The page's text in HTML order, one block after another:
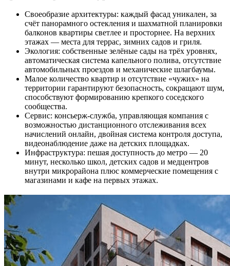
Своеобразие архитектуры: каждый фасад уникален, за
счёт панорамного остекления и шахматной планировки
балконов квартиры светлее и просторнее. На верхних
этажах — места для террас, зимних садов и гриля.
Экология: собственные зелёные сады на трёх уровнях,
автоматическая система капельного полива, отсутствие
автомобильных проездов и механические шлагбаумы.
Малое количество квартир и отсутствие «чужих» на
территории гарантируют безопасность, сокращают шум,
способствуют формированию крепкого соседского
сообщества.
Сервис: консьерж-служба, управляющая компания с
возможностью дистанционного отслеживания всех
начислений онлайн, двойная система контроля доступа,
видеонаблюдение даже на детских площадках.
Инфраструктура: пешая доступность до метро — 20
минут, несколько школ, детских садов и медцентров
внутри микрорайона плюс коммерческие помещения с
магазинами и кафе на первых этажах.